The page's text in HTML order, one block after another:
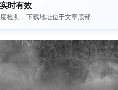
时有效
检测，下载地址位于文章底部